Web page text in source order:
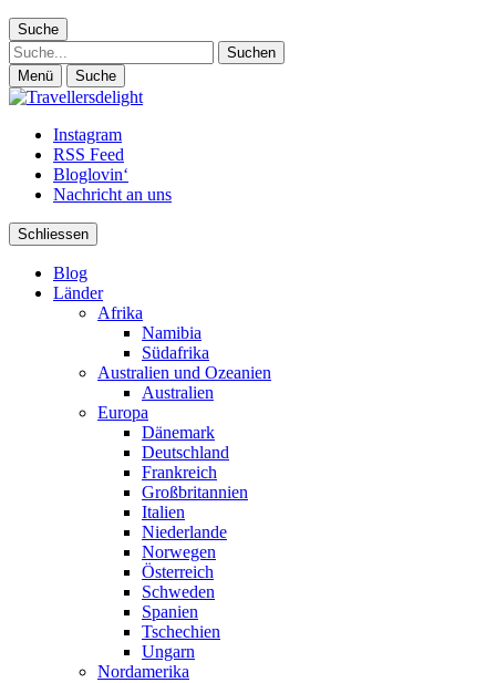
Suche
Suche
Menü Suche
Instagram
RSS Feed
Bloglovin‘
Nachricht an uns
Schliessen
Blog
Länder
Afrika
Namibia
Südafrika
Australien und Ozeanien
Australien
Europa
Dänemark
Deutschland
Frankreich
Großbritannien
Italien
Niederlande
Norwegen
Österreich
Schweden
Spanien
Tschechien
Ungarn
Nordamerika